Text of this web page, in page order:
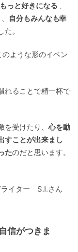
っと好きになる
自分もみんなも幸
。
ような形のイベン
れることで精一杯で
を受けたり、心を動
すことが出来まし
たのだと思います。
イター S.I.さん
信がつきま